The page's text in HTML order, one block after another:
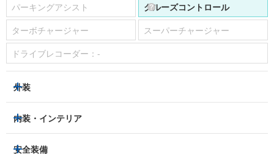
パーキングアシスト
クルーズコントロール
ターボチャージャー
スーパーチャージャー
ドライブレコーダー： -
外装
LEDヘッドライト
アルミホイール：あり
内装・インテリア
3列シート
安全装備